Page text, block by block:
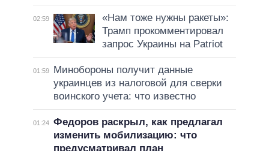
02:59
«Нам тоже нужны ракеты»:
Трамп прокомментировал
запрос Украины на Patriot
01:59
Минобороны получит данные
украинцев из налоговой для сверки
воинского учета: что известно
01:24 Федоров раскрыл, как предлагал
изменить мобилизацию: что
предусматривал план